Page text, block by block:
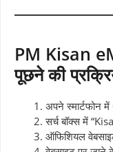
PM Kisan
पूछने की
अपने स्मार्टफोन
सर्च बॉक्स में
ऑफिशियल